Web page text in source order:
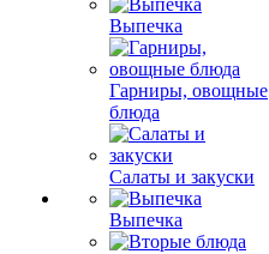
Выпечка
Гарниры, овощные
блюда
Салаты и закуски
Выпечка